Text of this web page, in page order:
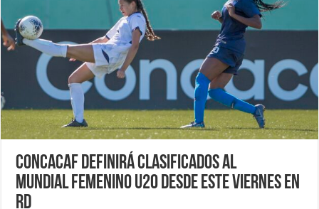
Concacaf definirá clasificados al
Mundial Femenino U20 desde este viernes en
RD